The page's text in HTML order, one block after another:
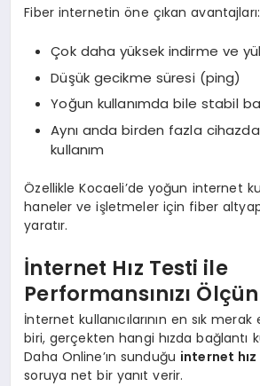
Fiber internetin öne çıkan avantajları:
Çok daha yüksek indirme ve
Düşük gecikme süresi (ping)
Yoğun kullanımda bile stabil
Aynı anda birden fazla
kullanım
Özellikle Kocaeli’de yoğun internet
haneler ve işletmeler için fiber
yaratır.
İnternet Hız Testi ile
Performansınızı Ölçün
İnternet kullanıcılarının en sık
biri, gerçekten hangi hızda bağlantı
Daha Online’ın sunduğu internet
soruya net bir yanıt verir.